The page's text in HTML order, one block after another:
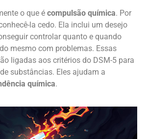
o que é compulsão química. Por
la cedo. Ela inclui um desejo
controlar quanto e quando
mesmo com problemas. Essas
ligadas aos critérios do DSM-5 para
substâncias. Eles ajudam a
química.